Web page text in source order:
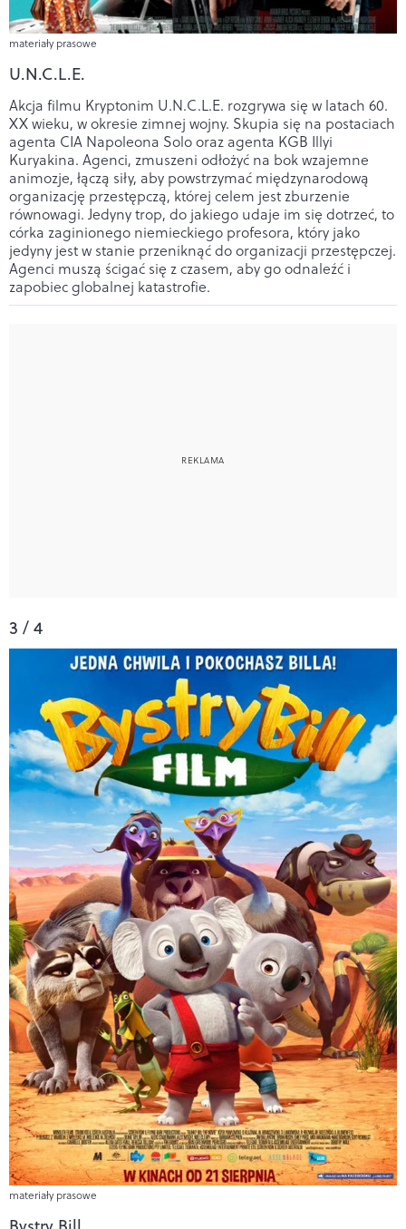
materiały prasowe
U.N.C.L.E.
Akcja filmu Kryptonim U.N.C.L.E. rozgrywa się w latach 60.
XX wieku, w okresie zimnej wojny. Skupia się na postaciach
agenta CIA Napoleona Solo oraz agenta KGB Illyi
Kuryakina. Agenci, zmuszeni odłożyć na bok wzajemne
animozje, łączą siły, aby powstrzymać międzynarodową
organizację przestępczą, której celem jest zburzenie
równowagi. Jedyny trop, do jakiego udaje im się dotrzeć, to
córka zaginionego niemieckiego profesora, który jako
jedyny jest w stanie przeniknąć do organizacji przestępczej.
Agenci muszą ścigać się z czasem, aby go odnaleźć i
zapobiec globalnej katastrofie.
3 / 4
materiały prasowe